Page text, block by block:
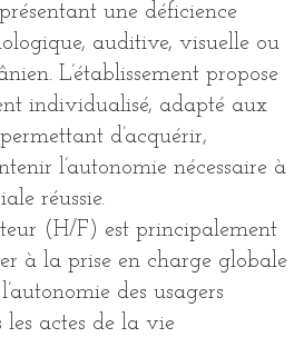
une déficience
auditive, visuelle ou
L’établissement propose
individualisé, adapté aux
d’acquérir,
l’autonomie nécessaire à
réussie.
(H/F) est principalement
à la prise en charge globale
des usagers
les actes de la vie